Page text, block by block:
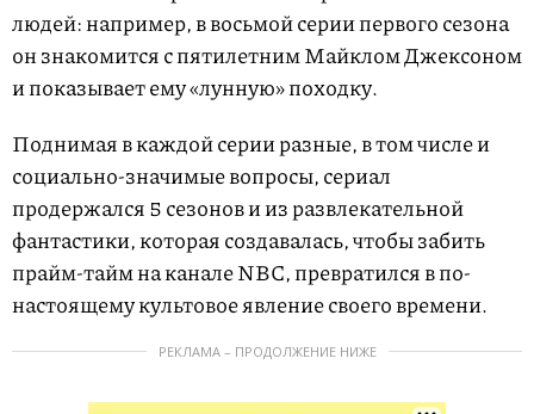
людей: например, в восьмой серии первого сезона
он знакомится с пятилетним Майклом Джексоном
и показывает ему «лунную» походку.
Поднимая в каждой серии разные, в том числе и
социально-значимые вопросы, сериал
продержался 5 сезонов и из развлекательной
фантастики, которая создавалась, чтобы забить
прайм-тайм на канале NBC, превратился в по-
настоящему культовое явление своего времени.
РЕКЛАМА – ПРОДОЛЖЕНИЕ НИЖЕ